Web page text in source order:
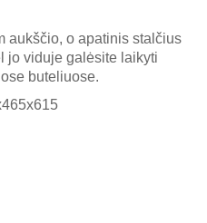
aukščio, o apatinis stalčius
jo viduje galėsite laikyti
buteliuose.